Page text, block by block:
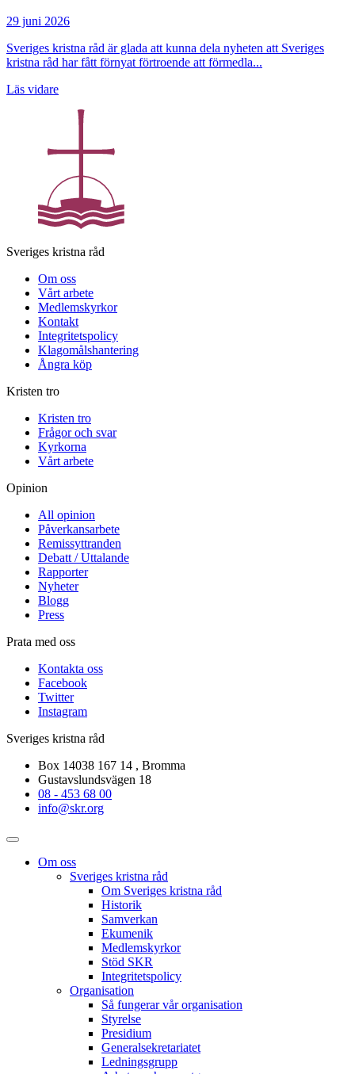
29 juni 2026
Sveriges kristna råd är glada att kunna dela nyheten att Sveriges
kristna råd har fått förnyat förtroende att förmedla...
Läs vidare
Sveriges kristna råd
Om oss
Vårt arbete
Medlemskyrkor
Kontakt
Integritetspolicy
Klagomålshantering
Ångra köp
Kristen tro
Kristen tro
Frågor och svar
Kyrkorna
Vårt arbete
Opinion
All opinion
Påverkansarbete
Remissyttranden
Debatt / Uttalande
Rapporter
Nyheter
Blogg
Press
Prata med oss
Kontakta oss
Facebook
Twitter
Instagram
Sveriges kristna råd
Box 14038 167 14 , Bromma
Gustavslundsvägen 18
08 - 453 68 00
info@skr.org
Om oss
Sveriges kristna råd
Om Sveriges kristna råd
Historik
Samverkan
Ekumenik
Medlemskyrkor
Stöd SKR
Integritetspolicy
Organisation
Så fungerar vår organisation
Styrelse
Presidium
Generalsekretariatet
Ledningsgrupp